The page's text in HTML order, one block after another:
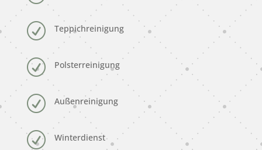
R
Teppichreinigung
R Polsterreinigung
R Außenreinigung
R Winterdienst